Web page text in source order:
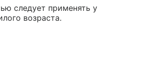
следует применять у
возраста.